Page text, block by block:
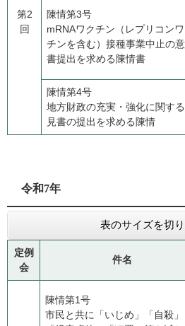
第2
回
陳情第3号
mRNAワクチン（レプリコンワ
チンを含む）接種事業中止の
書提出を求める陳情書
陳情第4号
地方財政の充実・強化に関す
見書の提出を求める陳情
令和7年
表のサイズを切
定例
会
件名
陳情第1号
​市民と共に「いじめ」「自殺」